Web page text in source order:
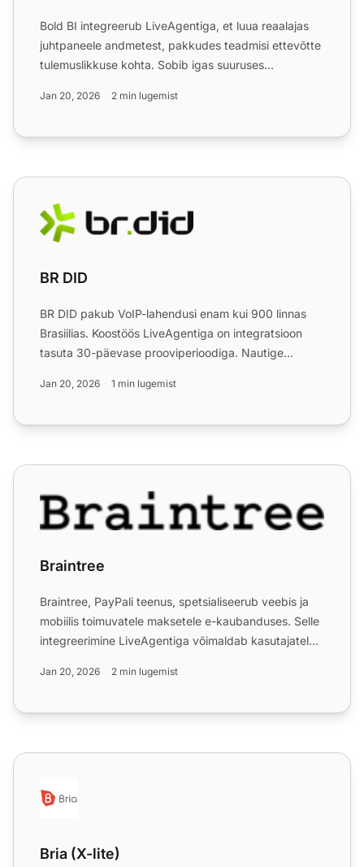
Bold BI integreerub LiveAgentiga, et luua reaalajas
juhtpaneele andmetest, pakkudes teadmisi ettevõtte
tulemuslikkuse kohta. Sobib igas suuruses
Jan 20, 2026 2 min lugemist
BR DID
BR DID
BR DID pakub VoIP-lahendusi enam kui 900 linnas
Brasiilias. Koostöös LiveAgentiga on integratsioon
tasuta 30-päevase prooviperioodiga. Nautige
Jan 20, 2026 1 min lugemist
Braintree
Braintree
Braintree, PayPali teenus, spetsialiseerub veebis ja
mobiilis toimuvatele maksetele e-kaubanduses. Selle
integreerimine LiveAgentiga võimaldab kasutajatel
Jan 20, 2026 2 min lugemist
Bria (X-lite)
Bria (X-lite)